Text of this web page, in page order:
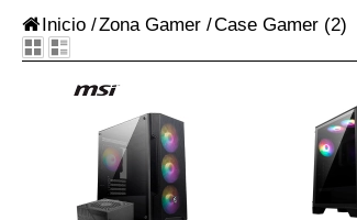
Inicio /Zona Gamer /Case Gamer (2)